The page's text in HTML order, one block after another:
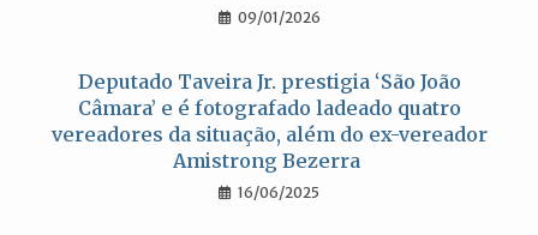
09/01/2026
Deputado Taveira Jr. prestigia ‘São João
Câmara’ e é fotografado ladeado quatro
vereadores da situação, além do ex-vereador
Amistrong Bezerra
16/06/2025